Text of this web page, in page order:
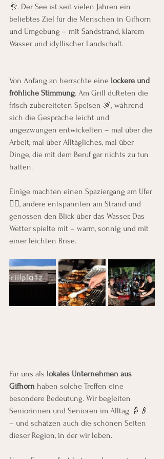
🌞. Der See ist seit vielen Jahren ein
beliebtes Ziel für die Menschen in Gifhorn
und Umgebung – mit Sandstrand, klarem
Wasser und idyllischer Landschaft.
Von Anfang an herrschte eine lockere und
fröhliche Stimmung. Am Grill dufteten die
frisch zubereiteten Speisen 🍖, während
sich die Gespräche leicht und
ungezwungen entwickelten – mal über die
Arbeit, mal über Alltägliches, mal über
Dinge, die mit dem Beruf gar nichts zu tun
hatten.
Einige machten einen Spaziergang am Ufer
🚶‍♀️, andere entspannten am Strand und
genossen den Blick über das Wasser. Das
Wetter spielte mit – warm, sonnig und mit
einer leichten Brise.
Für uns als lokales Unternehmen aus
Gifhorn haben solche Treffen eine
besondere Bedeutung. Wir begleiten
Seniorinnen und Senioren im Alltag 👵👴
– und schätzen auch die schönen Seiten
dieser Region, in der wir leben.